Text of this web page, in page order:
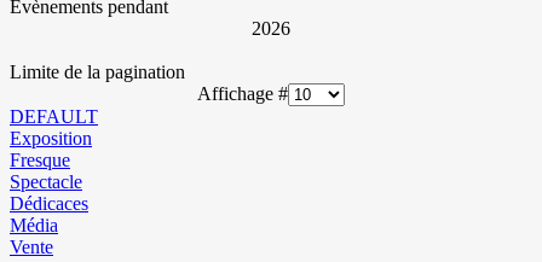
Évènements pendant
2026
Limite de la pagination
Affichage #
DEFAULT
Exposition
Fresque
Spectacle
Dédicaces
Média
Vente